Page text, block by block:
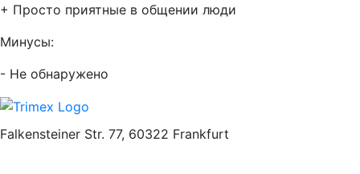
+ Просто приятные в общении люди
Минусы:
- Не обнаружено
Falkensteiner Str. 77, 60322 Frankfurt